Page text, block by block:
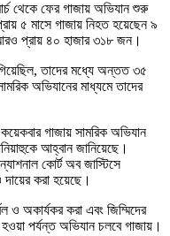
থেকে ফের গাজায় অভিযান শুরু
৫ মাসে গাজায় নিহত হয়েছেন ৯
প্রায় ৪০ হাজার ৩১৮ জন।
তাদের মধ্যে অন্তত ৩৫
অভিযানের মাধ্যমে তাদের
গাজায় সামরিক অভিযান
আহ্বান জানিয়েছে।
কোর্ট অব জাস্টিসে
করা হয়েছে।
ও অকার্যকর করা এবং জিম্মিদের
পর্যন্ত অভিযান চলবে গাজায়।